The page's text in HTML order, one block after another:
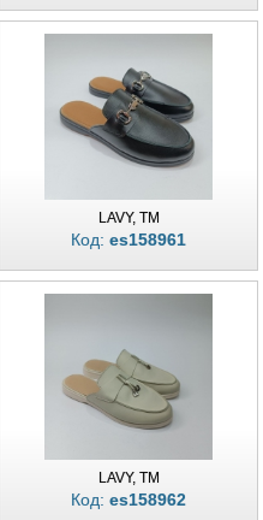
LAVY, TM
Код: es158961
LAVY, TM
Код: es158962